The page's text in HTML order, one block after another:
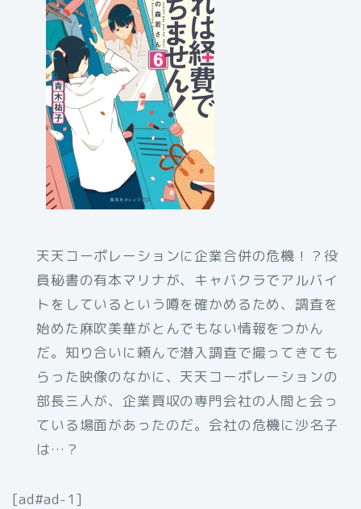
天天コーポレーションに企業合併の危機！？役
員秘書の有本マリナが、キャバクラでアルバイ
トをしているという噂を確かめるため、調査を
始めた麻吹美華がとんでもない情報をつかん
だ。知り合いに頼んで潜入調査で撮ってきても
らった映像のなかに、天天コーポレーションの
部長三人が、企業買収の専門会社の人間と会っ
ている場面があったのだ。会社の危機に沙名子
は…？
[ad#ad-1]